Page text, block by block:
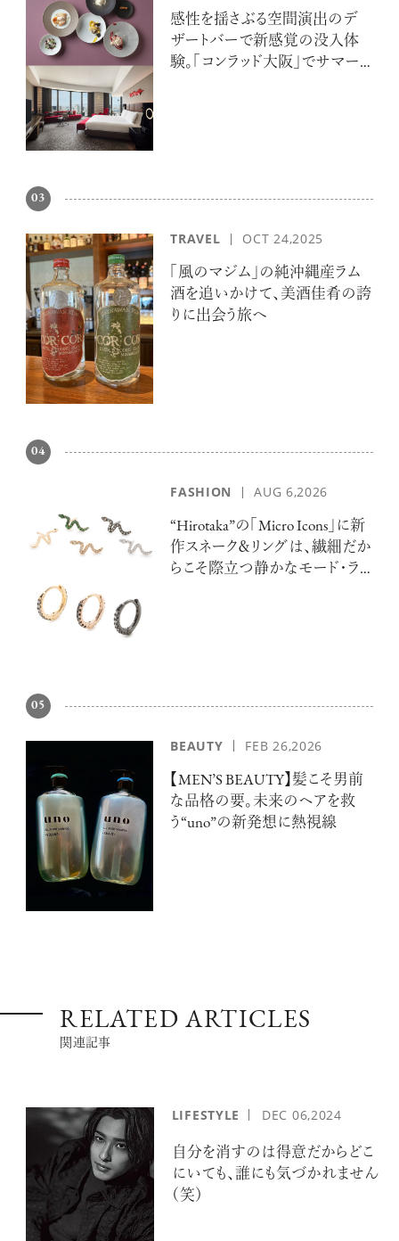
感性を揺さぶる空間演出のデ
ザートバーで新感覚の没入体
験。「コンラッド大阪」でサマー
03
TRAVEL OCT 24,2025
「風のマジム」の純沖縄産ラム
酒を追いかけて、美酒佳肴の誇
りに出会う旅へ
04
FASHION AUG 6,2026
“Hirotaka”の「Micro Icons」に新
作スネーク＆リングは、繊細だか
らこそ際立つ静かなモード・ラ
05
BEAUTY FEB 26,2026
【MEN’S BEAUTY】髪こそ男前
な品格の要。未来のヘアを救
う“uno”の新発想に熱視線
RELATED ARTICLES
関連記事
LIFESTYLE DEC 06,2024
自分を消すのは得意だからどこ
にいても、誰にも気づかれません
（笑）